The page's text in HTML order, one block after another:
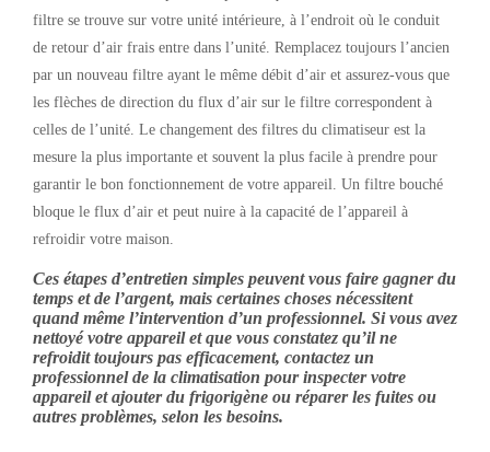
filtre se trouve sur votre unité intérieure, à l’endroit où le conduit
de retour d’air frais entre dans l’unité. Remplacez toujours l’ancien
par un nouveau filtre ayant le même débit d’air et assurez-vous que
les flèches de direction du flux d’air sur le filtre correspondent à
celles de l’unité. Le changement des filtres du climatiseur est la
mesure la plus importante et souvent la plus facile à prendre pour
garantir le bon fonctionnement de votre appareil. Un filtre bouché
bloque le flux d’air et peut nuire à la capacité de l’appareil à
refroidir votre maison.
Ces étapes d’entretien simples peuvent vous faire gagner du
temps et de l’argent, mais certaines choses nécessitent
quand même l’intervention d’un professionnel. Si vous avez
nettoyé votre appareil et que vous constatez qu’il ne
refroidit toujours pas efficacement, contactez un
professionnel de la climatisation pour inspecter votre
appareil et ajouter du frigorigène ou réparer les fuites ou
autres problèmes, selon les besoins.